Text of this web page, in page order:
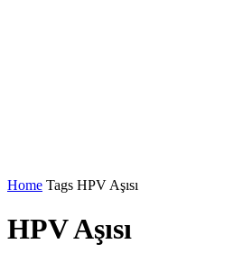
Home Tags HPV Aşısı
HPV Aşısı